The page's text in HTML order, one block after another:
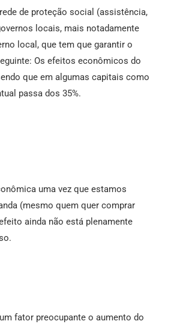
de proteção social (assistência,
locais, mais notadamente
local, que tem que garantir o
Os efeitos econômicos do
que em algumas capitais como
passa dos 35%.
uma vez que estamos
(mesmo quem quer comprar
ainda não está plenamente
fator preocupante o aumento do